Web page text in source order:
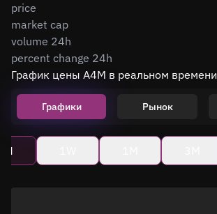
price
market cap
volume 24h
percent change 24h
График цены A4M в реальном времени
Графики Рынок